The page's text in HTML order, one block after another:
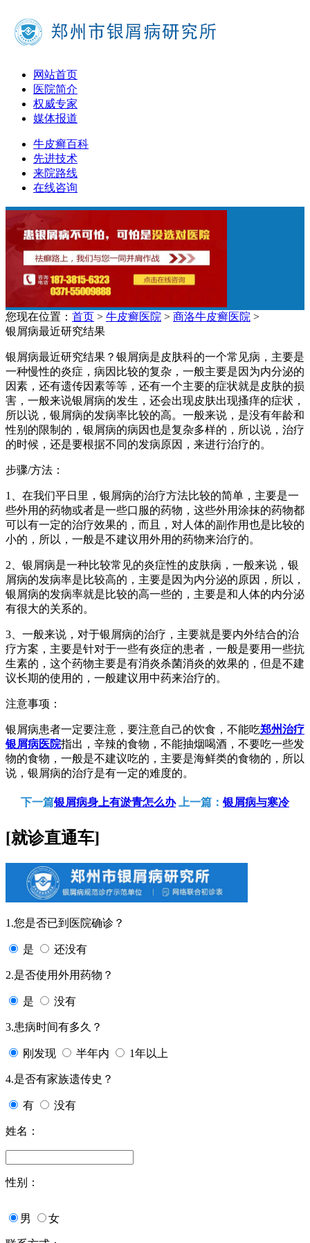
网站首页
医院简介
权威专家
媒体报道
牛皮癣百科
先进技术
来院路线
在线咨询
您现在位置： 首页 > 牛皮癣医院 > 商洛牛皮癣医院 >
银屑病最近研究结果
银屑病最近研究结果？银屑病是皮肤科的一个常见病，主要是
一种慢性的炎症，病因比较的复杂，一般主要是因为内分泌的
因素，还有遗传因素等等，还有一个主要的症状就是皮肤的损
害，一般来说银屑病的发生，还会出现皮肤出现搔痒的症状，
所以说，银屑病的发病率比较的高。一般来说，是没有年龄和
性别的限制的，银屑病的病因也是复杂多样的，所以说，治疗
的时候，还是要根据不同的发病原因，来进行治疗的。
步骤/方法：
1、在我们平日里，银屑病的治疗方法比较的简单，主要是一
些外用的药物或者是一些口服的药物，这些外用涂抹的药物都
可以有一定的治疗效果的，而且，对人体的副作用也是比较的
小的，所以，一般是不建议用外用的药物来治疗的。
2、银屑病是一种比较常见的炎症性的皮肤病，一般来说，银
屑病的发病率是比较高的，主要是因为内分泌的原因，所以，
银屑病的发病率就是比较的高一些的，主要是和人体的内分泌
有很大的关系的。
3、一般来说，对于银屑病的治疗，主要就是要内外结合的治
疗方案，主要是针对于一些有炎症的患者，一般是要用一些抗
生素的，这个药物主要是有消炎杀菌消炎的效果的，但是不建
议长期的使用的，一般建议用中药来治疗的。
注意事项：
银屑病患者一定要注意，要注意自己的饮食，不能吃郑州治疗
银屑病医院指出，辛辣的食物，不能抽烟喝酒，不要吃一些发
物的食物，一般是不建议吃的，主要是海鲜类的食物的，所以
说，银屑病的治疗是有一定的难度的。
下一篇银屑病身上有淤青怎么办上一篇：银屑病与寒冷
[就诊直通车]
1.您是否已到医院确诊？
是 还没有
2.是否使用外用药物？
是 没有
3.患病时间有多久？
刚发现 半年内 1年以上
4.是否有家族遗传史？
有 没有
姓名：
性别：
男 女